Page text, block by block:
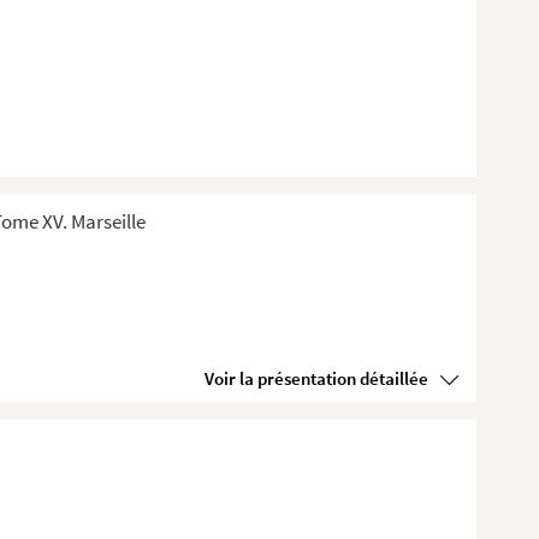
XV. Marseille
Voir la présentation détaillée